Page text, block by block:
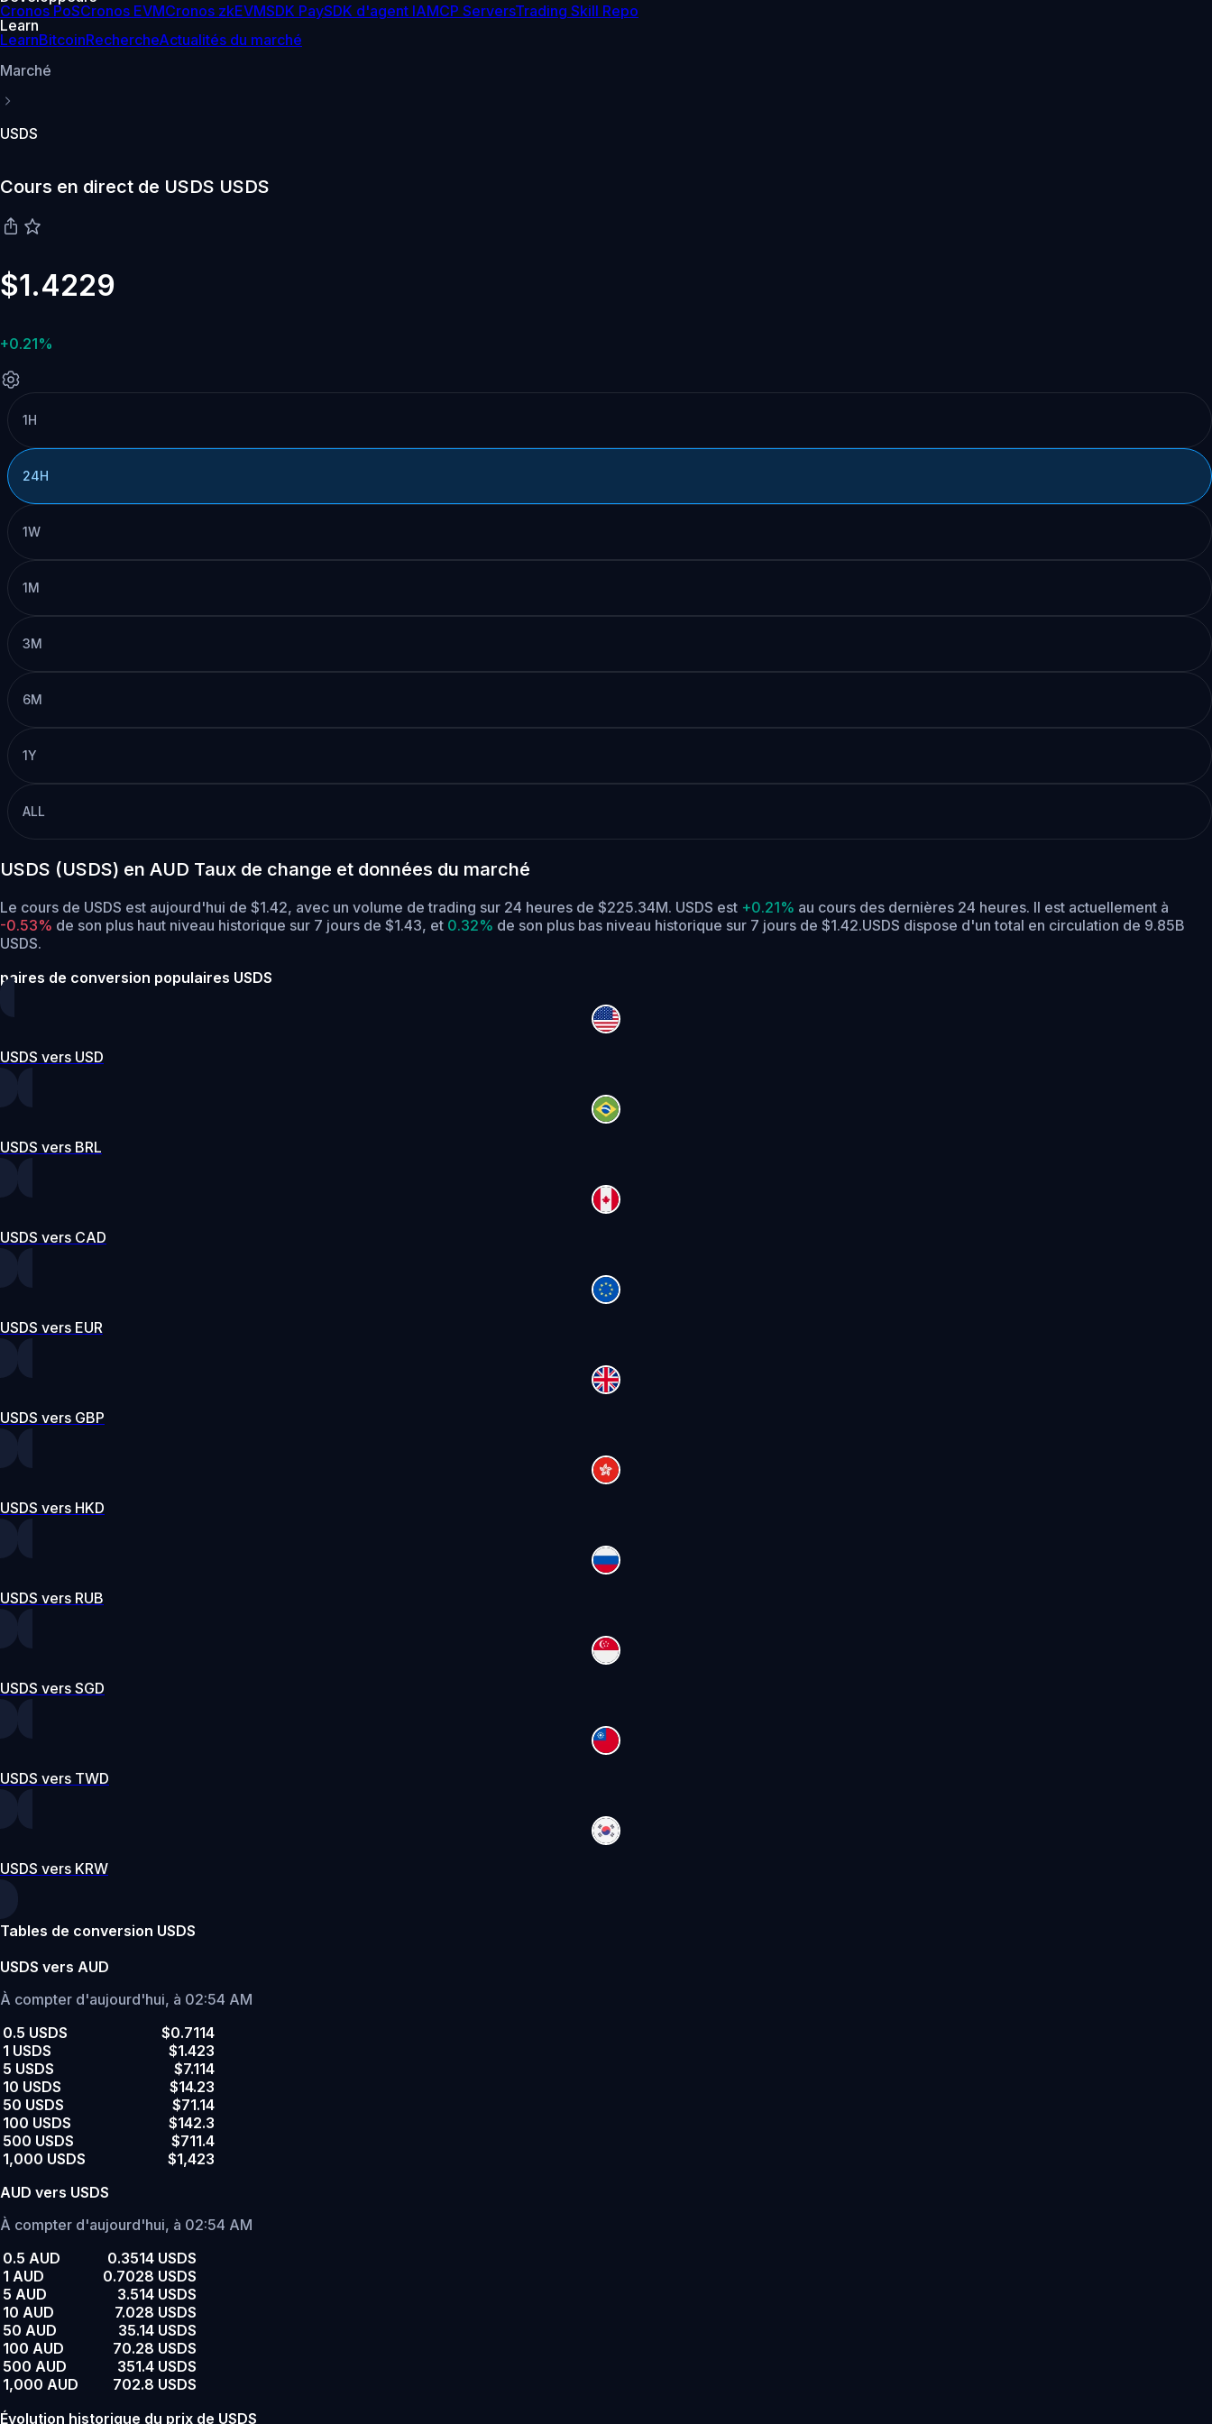
Cronos PoSCronos EVMCronos zkEVMSDK PaySDK d'agent IAMCP ServersTrading Skill Repo
Learn
LearnBitcoinRechercheActualités du marché
Marché
USDS
Cours en direct de USDS USDS
$1.4229
+0.21%
1H
24H
1W
1M
3M
6M
1Y
ALL
USDS (USDS) en AUD Taux de change et données du marché
Le cours de USDS est aujourd'hui de $1.42, avec un volume de trading sur 24 heures de $225.34M. USDS est +0.21% au cours des dernières 24 heures. Il est actuellement à
-0.53% de son plus haut niveau historique sur 7 jours de $1.43, et 0.32% de son plus bas niveau historique sur 7 jours de $1.42.USDS dispose d'un total en circulation de 9.85B
USDS.
paires de conversion populaires USDS
USDS vers USD
USDS vers BRL
USDS vers CAD
USDS vers EUR
USDS vers GBP
USDS vers HKD
USDS vers RUB
USDS vers SGD
USDS vers TWD
USDS vers KRW
Tables de conversion USDS
USDS vers AUD
À compter d'aujourd'hui, à 02:54 AM
0.5 USDS
$0.7114
1 USDS
$1.423
5 USDS
$7.114
10 USDS
$14.23
50 USDS
$71.14
100 USDS
$142.3
500 USDS
$711.4
1,000 USDS
$1,423
AUD vers USDS
À compter d'aujourd'hui, à 02:54 AM
0.5 AUD
0.3514 USDS
1 AUD
0.7028 USDS
5 AUD
3.514 USDS
10 AUD
7.028 USDS
50 AUD
35.14 USDS
100 AUD
70.28 USDS
500 AUD
351.4 USDS
1,000 AUD
702.8 USDS
Évolution historique du prix de USDS